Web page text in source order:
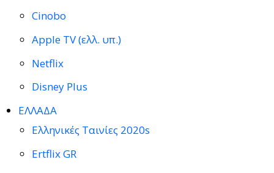
Cinobo
Apple TV (ελλ. υπ.)
Netflix
Disney Plus
ΕΛΛΑΔΑ
Ελληνικές Ταινίες 2020s
Ertflix GR